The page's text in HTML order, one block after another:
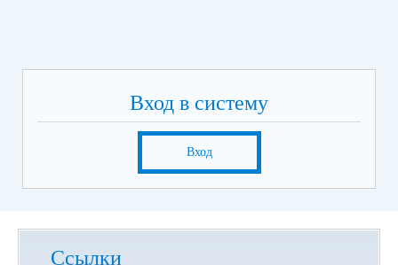
Вход в систему
Вход
Ссылки